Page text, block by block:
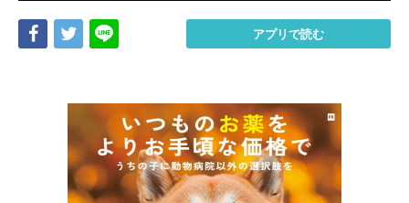
Share Tweet アプリで読む